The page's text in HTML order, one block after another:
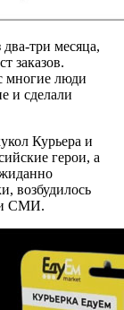
три месяца,
заказов.
многие люди
и сделали
Курьера и
герои, а
возбудилось
СМИ.